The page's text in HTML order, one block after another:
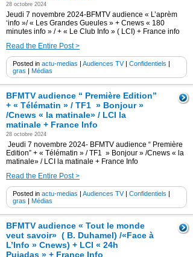
28 octobre 2024
Jeudi 7 novembre 2024-BFMTV audience « L’aprèm
‘info »/ « Les Grandes Gueules » + Cnews « 180
minutes info » / + « Le Club Info » ( LCI) + France info
Read the Entire Post >
Posted in actu-medias | Audiences TV| Confidentiels |
gras | Médias
BFMTV audience “ Première Edition”
+ « Télématin » / TF1 » Bonjour »
/Cnews « la matinale» / LCI la
matinale + France Info
28 octobre 2024
Jeudi 7 novembre 2024- BFMTV audience “ Première
Edition” + « Télématin » / TF1 » Bonjour » /Cnews « la
matinale» / LCI la matinale + France Info
Read the Entire Post >
Posted in actu-medias | Audiences TV| Confidentiels |
gras | Médias
BFMTV audience « Tout le monde
veut savoir» ( B. Duhamel) /«Face à
L’Info » Cnews) + LCI « 24h
Pujadas » + France Info